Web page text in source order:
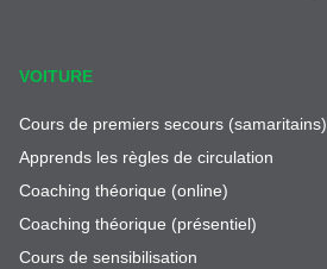
VOITURE
Cours de premiers secours (samaritains)
Apprends les règles de circulation
Coaching théorique (online)
Coaching théorique (présentiel)
Cours de sensibilisation